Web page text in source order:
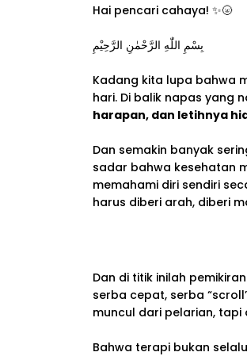
Hai pencari cahaya! ✨🌝
بِسْمِ اللّٰهِ الرَّحْمٰنِ الرَّحِيْمِ
Kadang kita lupa bahwa
hari. Di balik napas yang
harapan, dan letihnya
Dan semakin banyak
sadar bahwa kesehatan
memahami diri sendiri
harus diberi arah, diberi
Dan di titik inilah
serba cepat, serba
muncul dari pelarian,
Bahwa terapi bukan